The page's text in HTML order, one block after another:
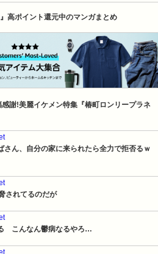
高ポイント還元中のマンガまとめ
謝!美麗イケメン特集『椿町ロンリープラネ
さん、自分の家に来られたら全力で拒否るｗ
されてるのだが
　こんなん鬱病なるやろ…